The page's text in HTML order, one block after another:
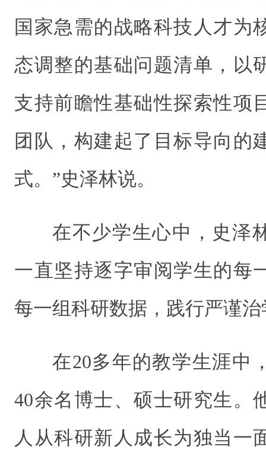
国家急需的战略科技人才为
态调整的基础问题清单，以
支持前瞻性基础性探索性项
团队，构建起了目标导向的
式。”史泽林说。
在不少学生心中，史泽
一直坚持逐字审阅学生的每
每一组科研数据，践行严谨
在20多年的教学生涯中
40余名博士、硕士研究生。
人从科研新人成长为独当一